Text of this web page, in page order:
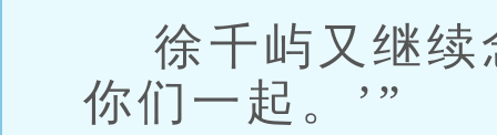
徐千屿又继续
你们一起。’”